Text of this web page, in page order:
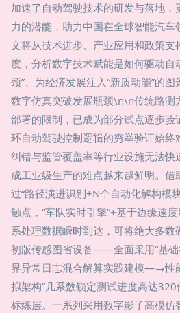
加速了自动驾驶技术的研发与落地
力的潜能，助力中国在全球智能汽
文将从技术进步、产业应用和政策支
度，分析数字技术赋能是如何驱动自
颈”、为经济发展注入“新质动能”的
数字仿真突破发展瓶颈\n\n传统路测
部署的限制，已成为部分试点逐步验
环自动驾驶控制逻辑的穷举验证始
纠错与监管覆盖率等行业设施无法
成工业级生产的难点越来越鲜明。借
过“路径演进识别+N个自动化解构模
触点，“车队实时引擎”+基于边缘速
系处理数据瞬时到达，可将绝大多数
初版传感图省设备——全面采用“基
界异常日志混合解算实践建模—→
拟架构”几系数锁定测试进度高达
标练层。一系列采用数字影子高模